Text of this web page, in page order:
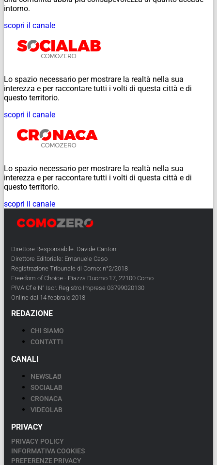
intorno.
scopri il canale
Lo spazio necessario per mostrare la realtà nella sua
interezza e per raccontare tutti i volti di questa città e di
questo territorio.
scopri il canale
Lo spazio necessario per mostrare la realtà nella sua
interezza e per raccontare tutti i volti di questa città e di
questo territorio.
scopri il canale
Direttore Responsabile: Davide Cantoni
Direttore Editoriale: Emanuele Caso
Registrazione Tribunale di Como: n°2/2018
Freedom of Choice - Piazza Duomo 17, 22100 Como
PIVA Cf e N° Iscr. Registro Imprese 03799020130
Online dal 14 febbraio 2018
REDAZIONE
CHI SIAMO
CONTATTI
CANALI
NEWSLAB
SOCIALAB
CRONACA
VIDEOLAB
PRIVACY
PRIVACY POLICY
INFORMATIVA COOKIES
PREFERENZE PRIVACY